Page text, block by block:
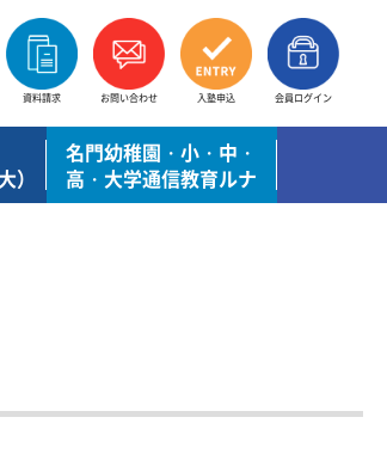
資料請求 お問い合わせ 入塾申込 会員ログイン
）
名門幼稚園・小・中・
高・大学通信教育ルナ